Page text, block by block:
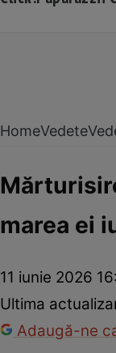
HomeVedete
marea ei
11 iunie 2026
Ultima
Adaugă-ne